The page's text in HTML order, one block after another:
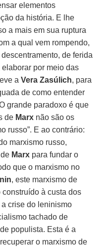
elementos
da história. E lhe
a mais em sua ruptura
a qual vem rompendo,
de ferida
elaborar por meio das
aVera Zasúlich, para
de como entender
grande paradoxo é que
de Marx não são os
russo”. E ao contrário:
marxismo russo,
Marx para fundar o
que o marxismo no
, este marxismo de
construído à custa dos
a crise do leninismo
tachado de
populista. Esta é a
o marxismo de